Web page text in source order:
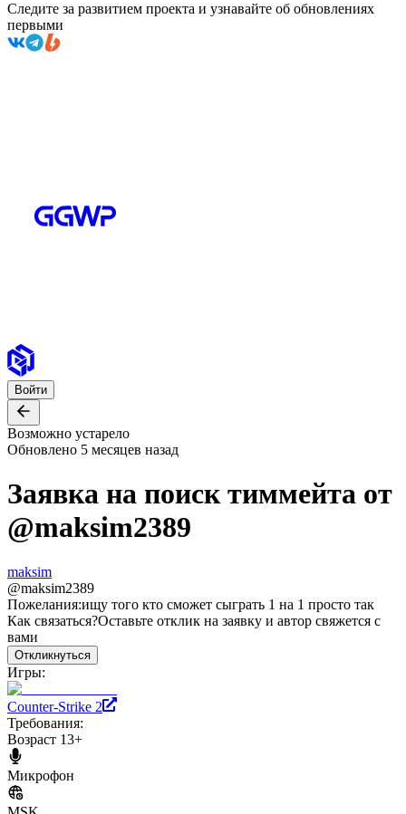
Следите за развитием проекта и узнавайте об обновлениях
первыми
Войти
Возможно устарело
Обновлено 5 месяцев назад
Заявка на поиск тиммейта от
@maksim2389
maksim
@maksim2389
Пожелания:ищу того кто сможет сыграть 1 на 1 просто так
Как связаться?Оставьте отклик на заявку и автор свяжется с
вами
Откликнуться
Игры:
Counter-Strike 2
Требования:
Возраст 13+
Микрофон